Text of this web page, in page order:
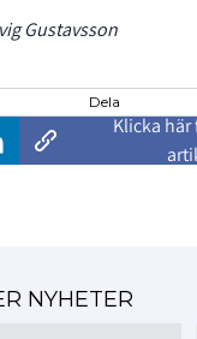
Gustavsson
Dela
Klicka
NYHETER